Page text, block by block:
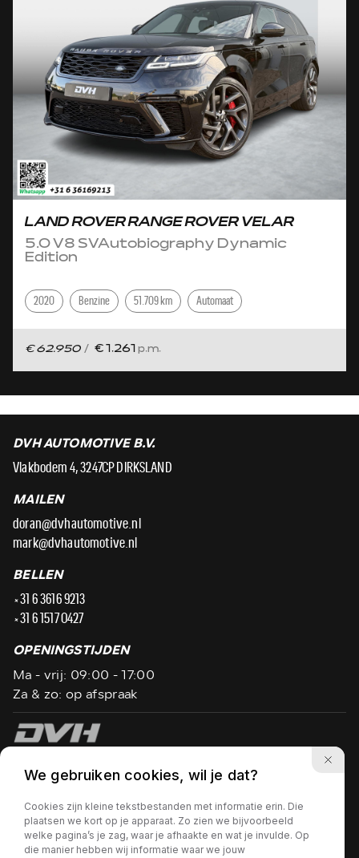
LAND ROVER RANGE ROVER VELAR
5.0 V8 SVAutobiography Dynamic
Edition
2020 Benzine 51.709 km Automaat
€ 62.950 / € 1.261 p.m.
DVH AUTOMOTIVE B.V.
Vlakbodem 4, 3247CP DIRKSLAND
MAILEN
doran@dvhautomotive.nl
mark@dvhautomotive.nl
BELLEN
+31 6 3616 9213
+31 6 1517 0427
OPENINGSTIJDEN
Ma - vrij: 09:00 - 17:00
Za & zo: op afspraak
Privacy policy
Wij hanteren flexibele openingstijden, bel ons even
voordat u vertrekt!
We gebruiken cookies, wil je dat?
Cookies zijn kleine tekstbestanden met informatie erin. Die
plaatsen we kort op je apparaat. Zo zien we bijvoorbeeld
welke pagina’s je zag, waar je afhaakte en wat je invulde. Op
die manier hebben wij informatie waar we jouw